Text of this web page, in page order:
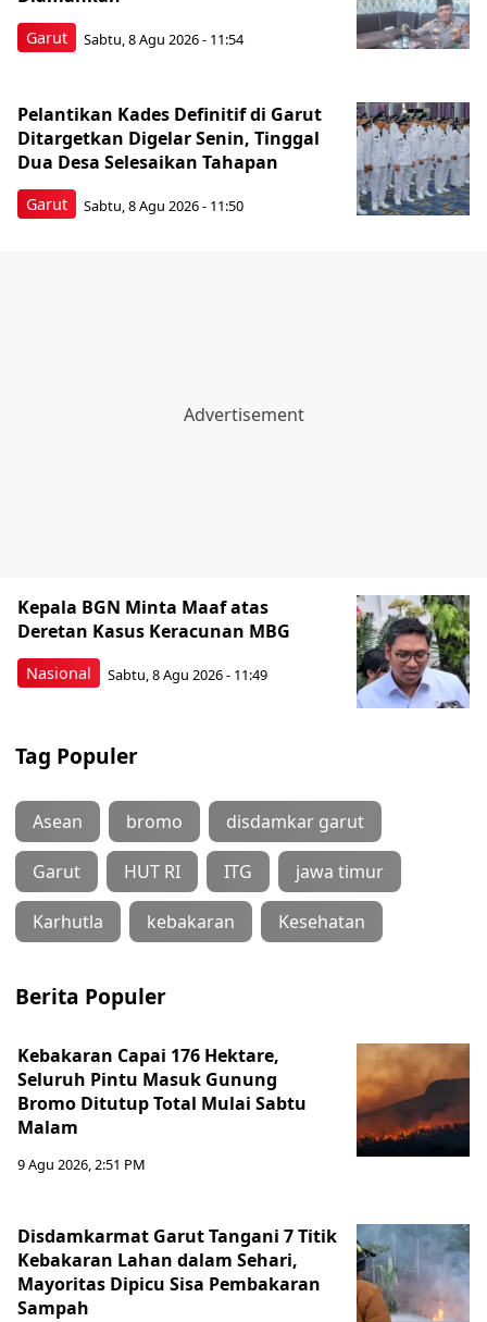
Garut Sabtu, 8 Agu 2026 - 11:54
Garut
Pelantikan Kades Definitif di Garut
Ditargetkan Digelar Senin, Tinggal
Dua Desa Selesaikan Tahapan
Sabtu, 8 Agu 2026 - 11:50
Nasional
Kepala BGN Minta Maaf atas
Deretan Kasus Keracunan MBG
Sabtu, 8 Agu 2026 - 11:49
Tag Populer
Asean bromo disdamkar garut
Garut HUT RI ITG jawa timur
Karhutla kebakaran Kesehatan
Berita Populer
Kebakaran Capai 176 Hektare,
Seluruh Pintu Masuk Gunung
Bromo Ditutup Total Mulai Sabtu
Malam
9 Agu 2026, 2:51 PM
Disdamkarmat Garut Tangani 7 Titik
Kebakaran Lahan dalam Sehari,
Mayoritas Dipicu Sisa Pembakaran
Sampah